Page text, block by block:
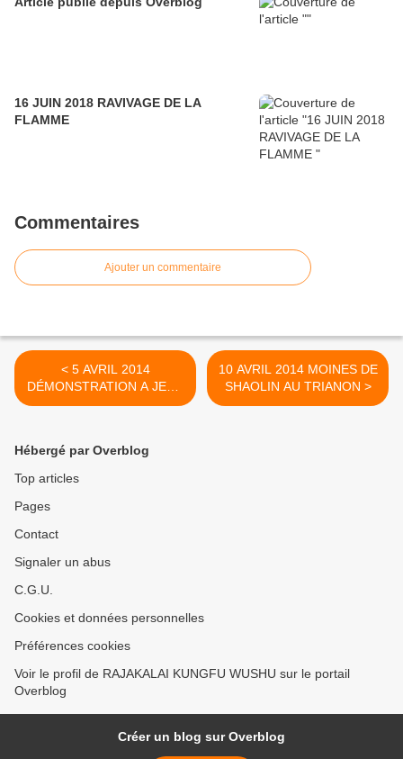
16 JUIN 2018 RAVIVAGE DE LA
FLAMME
Commentaires
Ajouter un commentaire
< 5 AVRIL 2014
DÉMONSTRATION A JEAN
VERDIER
10 AVRIL 2014 MOINES DE
SHAOLIN AU TRIANON >
Hébergé par Overblog
Top articles
Pages
Contact
Signaler un abus
C.G.U.
Cookies et données personnelles
Préférences cookies
Voir le profil de RAJAKALAI KUNGFU WUSHU sur le portail
Overblog
Créer un blog sur Overblog